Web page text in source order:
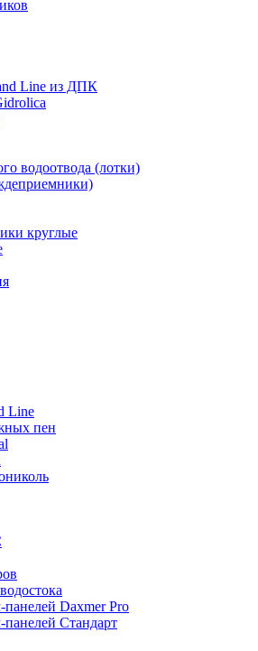
Line из ДПК
водоотвода (лотки)
круглые
Linе
пен
Daxmer Pro
Стандарт